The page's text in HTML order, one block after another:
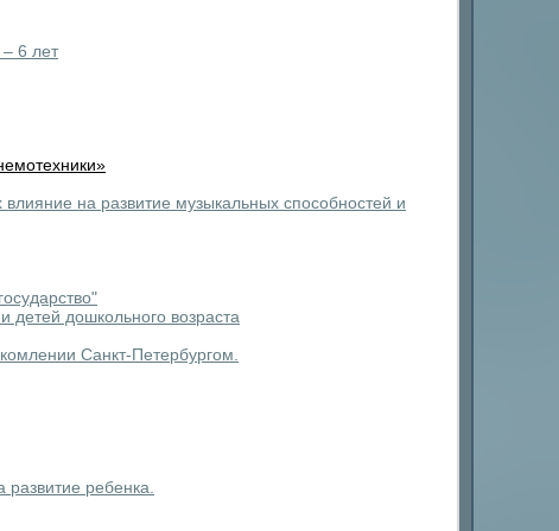
6 лет
на развитие музыкальных способностей и
детей дошкольного возраста
Санкт-Петербургом.
ребенка.